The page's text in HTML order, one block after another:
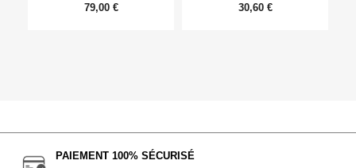
79,00 € 30,60 €
PAIEMENT 100% SÉCURISÉ